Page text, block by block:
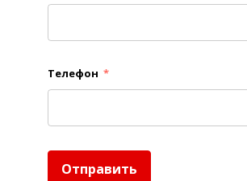
Телефон *
Отправить